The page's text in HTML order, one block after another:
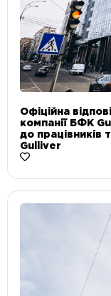
Офіційна
компанії БФК
до працівників
Gulliver